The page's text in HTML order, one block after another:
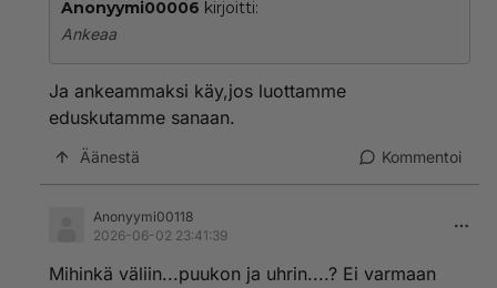
Anonyymi00006 kirjoitti:
Ankeaa
Ja ankeammaksi käy,jos luottamme
eduskutamme sanaan.
Äänestä Kommentoi
Anonyymi00118
2026-06-02 23:41:39
Mihinkä väliin...puukon ja uhrin....? Ei varmaan